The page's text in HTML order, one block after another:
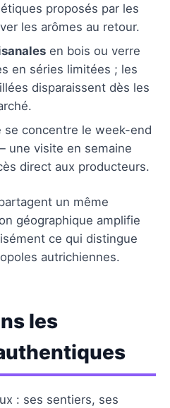
proposés par les
les arômes au retour.
en bois ou verre
en séries limitées ; les
disparaissent dès les
se concentre le week-end
une visite en semaine
direct aux producteurs.
un même
géographique amplifie
ce qui distingue
autrichiennes.
les
: ses sentiers, ses